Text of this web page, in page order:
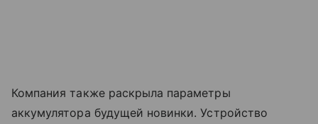
Компания также раскрыла параметры
аккумулятора будущей новинки. Устройство